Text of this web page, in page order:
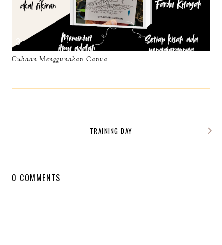
Cubaan Menggunakan Canva
TRAINING DAY
0 COMMENTS